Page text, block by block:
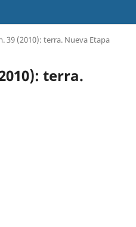
39 (2010): terra. Nueva Etapa
terra.